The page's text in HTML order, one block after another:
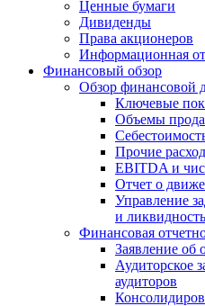
Ценные бумаги
Дивиденды
Права акционеров
Информационная
Финансовый обзор
Обзор финансовой
Ключевые
Объемы
Прочие
EBITDA и
Отчет о
Управление
и
Финансовая
Заявление об
Аудиторское
аудиторов